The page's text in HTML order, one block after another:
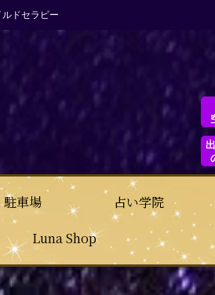
ドセラピー
駐車場 占い学院
Luna Shop